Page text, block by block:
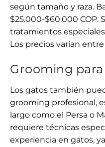
según tamaño y raza.
$25.000-$60.000 COP.
tratamientos
Los precios varían
Grooming
Los gatos también
grooming profesional,
largo como el Persa o
requiere técnicas
experiencia en gatos,